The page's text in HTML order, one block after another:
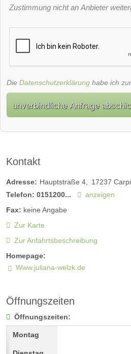
Zustimmung nicht an Anbieter
Die Datenschutzerklärung habe ich
unverbindliche Anfrage
Kontakt
Adresse: Hauptstraße 4 17237
Telefon: 0151200...
anzeigen
Fax: keine Angabe
Zur Karte
Zur Anfahrtsbeschreibung
Homepage:
Www.juliana-welzk.de
Öffnungszeiten
Öffnungszeiten: